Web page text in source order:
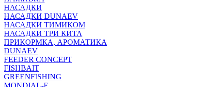
НАСАДКИ
НАСАДКИ DUNAEV
НАСАДКИ ТИМИКОМ
НАСАДКИ ТРИ КИТА
ПРИКОРМКА, АРОМАТИКА
DUNAEV
FEEDER CONCEPT
FISHBAIT
GREENFISHING
MONDIAL-F